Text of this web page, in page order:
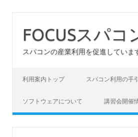
FOCUSスパコ
スパコンの産業利用を促進していま
利用案内トップ スパコン利用の手
ソフトウェアについて 講習会開催